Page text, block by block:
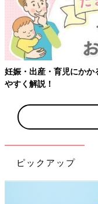
妊娠・出産・育児にかか
やすく解説！
ピックアップ